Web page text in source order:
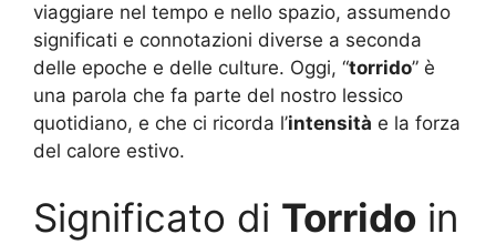
viaggiare nel tempo e nello spazio, assumendo
significati e connotazioni diverse a seconda
delle epoche e delle culture. Oggi, “torrido” è
una parola che fa parte del nostro lessico
quotidiano, e che ci ricorda l’intensità e la forza
del calore estivo.
Significato di Torrido in